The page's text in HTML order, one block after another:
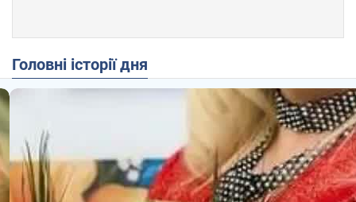
Головні історії дня